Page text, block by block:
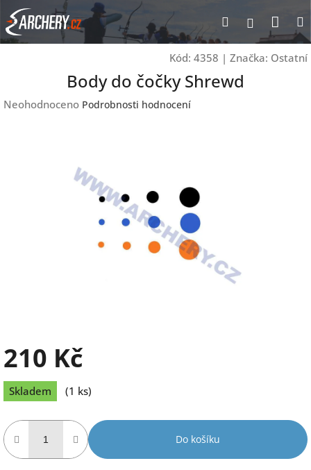
Přejít
na
obsah
Hledat
Kód: 4358 | Značka: Ostatní
Body do čočky Shrewd
Průměrné
Neohodnoceno Podrobnosti hodnocení
210 Kč
Měrná
cena:
Skladem (1 ks)
Do košíku